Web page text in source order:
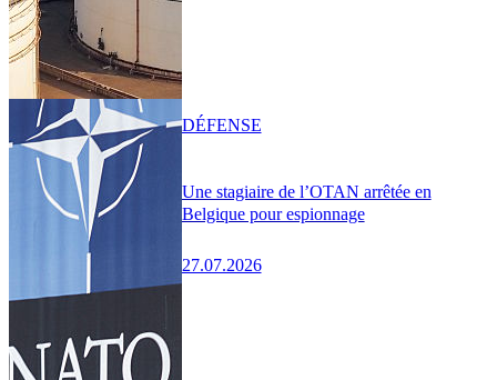
Une stagiaire de l’OTAN arrêtée en
Belgique pour espionnage
27.07.2026
DÉFENSE